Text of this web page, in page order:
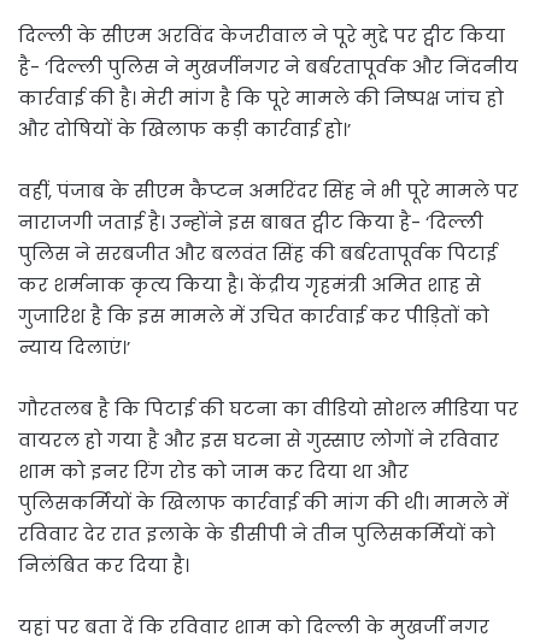
दिल्ली के सीएम अरविंद केजरीवाल ने पूरे मुद्दे पर ट्वीट किया
है- ‘दिल्ली पुलिस ने मुखर्जीनगर ने बर्बरतापूर्वक और निंदनीय
कार्रवाई की है। मेरी मांग है कि पूरे मामले की निष्पक्ष जांच हो
और दोषियों के खिलाफ कड़ी कार्रवाई हो।’
वहीं, पंजाब के सीएम कैप्टन अमरिंदर सिंह ने भी पूरे मामले पर
नाराजगी जताई है। उन्होंने इस बाबत ट्वीट किया है- ‘दिल्ली
पुलिस ने सरबजीत और बलवंत सिंह की बर्बरतापूर्वक पिटाई
कर शर्मनाक कृत्य किया है। केंद्रीय गृहमंत्री अमित शाह से
गुजारिश है कि इस मामले में उचित कार्रवाई कर पीड़ितों को
न्याय दिलाएं।’
गौरतलब है कि पिटाई की घटना का वीडियो सोशल मीडिया पर
वायरल हो गया है और इस घटना से गुस्साए लोगों ने रविवार
शाम को इनर रिंग रोड को जाम कर दिया था और
पुलिसकर्मियों के खिलाफ कार्रवाई की मांग की थी। मामले में
रविवार देर रात इलाके के डीसीपी ने तीन पुलिसकर्मियों को
निलंबित कर दिया है।
यहां पर बता दें कि रविवार शाम को दिल्ली के मुखर्जी नगर